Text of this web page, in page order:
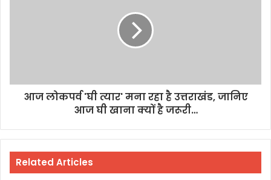
आज लोकपर्व 'घी त्यार' मना रहा है उत्तराखंड, जानिए
आज घी खाना क्यों है जरूरी…
Related Articles